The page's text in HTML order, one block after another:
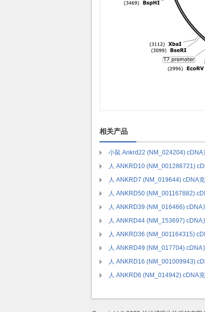
相关产品
小鼠 Ankrd22 (NM_024204) cDNA
人 ANKRD10 (NM_001286721)
人 ANKRD7 (NM_019644) cDNA
人 ANKRD50 (NM_001167882)
人 ANKRD39 (NM_016466) cDNA
人 ANKRD44 (NM_153697) cDNA
人 ANKRD36 (NM_001164315)
人 ANKRD49 (NM_017704) cDNA
人 ANKRD16 (NM_001009943)
人 ANKRD6 (NM_014942) cDNA